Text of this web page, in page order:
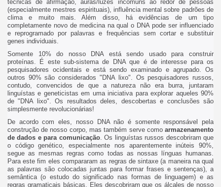
técnicas de afirmação, auras/luzes incomuns ao redor de pessoas
(especialmente mestres espirituais), influência mental sobre padrões de
clima e muito mais. Além disso, há evidências de um tipo
completamente novo de medicina na qual o DNA pode ser influenciado
e reprogramado por palavras e frequências sem cortar e substituir
genes individuais.
Somente 10% do nosso DNA está sendo usado para construir
proteínas. É este sub-sistema de DNA que é de interesse para os
pesquisadores ocidentais e está sendo examinado e agrupado. Os
outros 90% são considerados "DNA lixo". Os pesquisadores russos,
contudo, convencidos de que a natureza não era burra, juntaram
linguístas e geneticistas em uma iniciativa para explorar aqueles 90%
de "DNA lixo". Os resultados deles, descobertas e conclusões são
simplesmente revolucionárias!
De acordo com eles, nosso DNA não é somente responsável pela
construção de nosso corpo, mas também serve comoarmazenamento
de dados e para comunicação. Os linguístas russos descobriram que
o código genético, especialmente nos aparentemente inúteis 90%,
segue as mesmas regras como todas as nossas línguas humanas.
Para este fim eles compararam as regras de sintaxe (a maneira na qual
as palavras são colocadas juntas para formar frases e sentenças), a
semântica (o estudo do significado nas formas de linguagem) e as
regras gramaticais básicas. Eles descobriram que os álcales de nosso